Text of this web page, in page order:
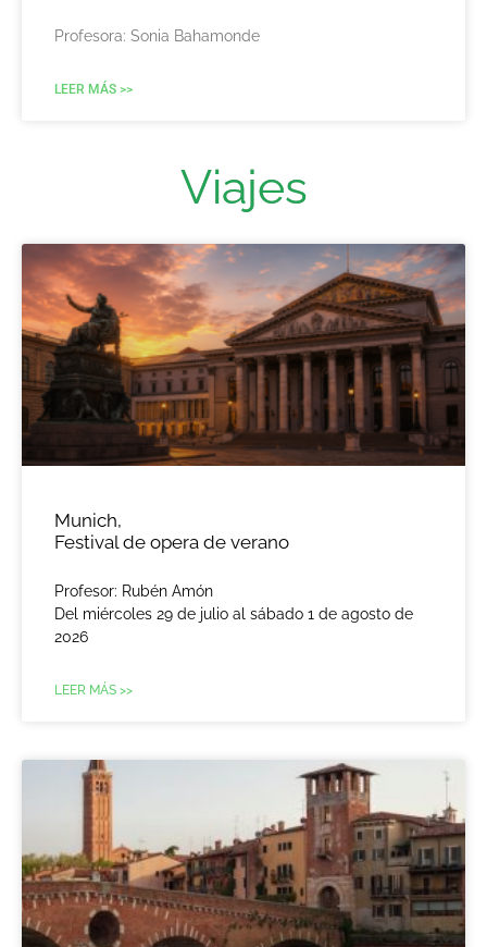
Profesora: Sonia Bahamonde
LEER MÁS >>
Viajes
Munich,
Festival de opera de verano
Profesor: Rubén Amón
Del miércoles 29 de julio al sábado 1 de agosto de
2026
LEER MÁS >>